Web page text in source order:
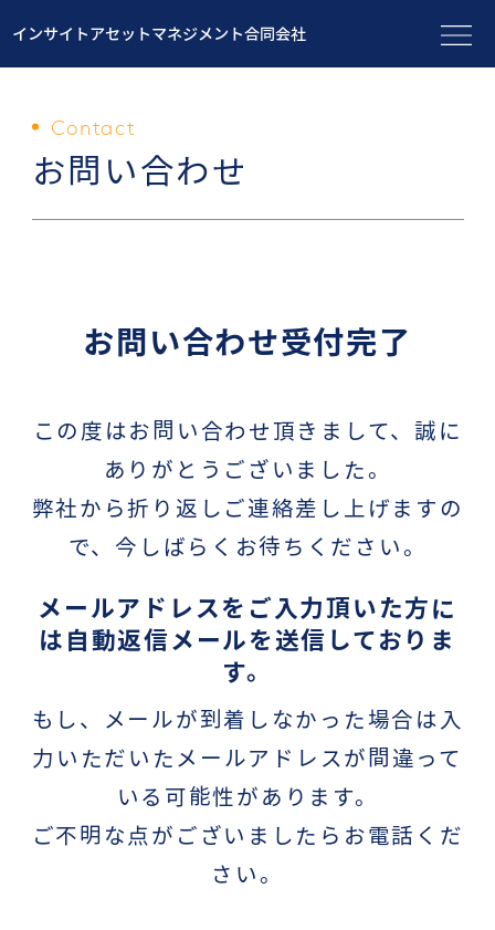
インサイトアセットマネジメント合同会社
Contact
お問い合わせ
お問い合わせ受付完了
この度はお問い合わせ頂きまして、誠に
ありがとうございました。
弊社から折り返しご連絡差し上げますの
で、今しばらくお待ちください。
メールアドレスをご入力頂いた方に
は自動返信メールを送信しておりま
す。
もし、メールが到着しなかった場合は入
力いただいたメールアドレスが間違って
いる可能性があります。
ご不明な点がございましたらお電話くだ
さい。